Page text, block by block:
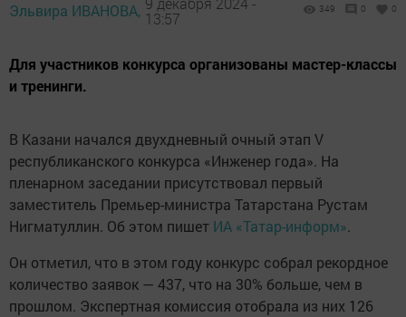
Эльвира ИВАНОВА, 13:57
349 0 0
Для участников конкурса организованы мастер-классы
и тренинги.
В Казани начался двухдневный очный этап V
республиканского конкурса «Инженер года». На
пленарном заседании присутствовал первый
заместитель Премьер-министра Татарстана Рустам
Нигматуллин. Об этом пишет ИА «Татар-информ».
Он отметил, что в этом году конкурс собрал рекордное
количество заявок — 437, что на 30% больше, чем в
прошлом. Экспертная комиссия отобрала из них 126